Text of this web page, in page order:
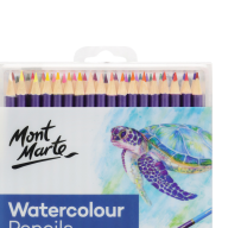
Añadir
a la
lista de
deseos